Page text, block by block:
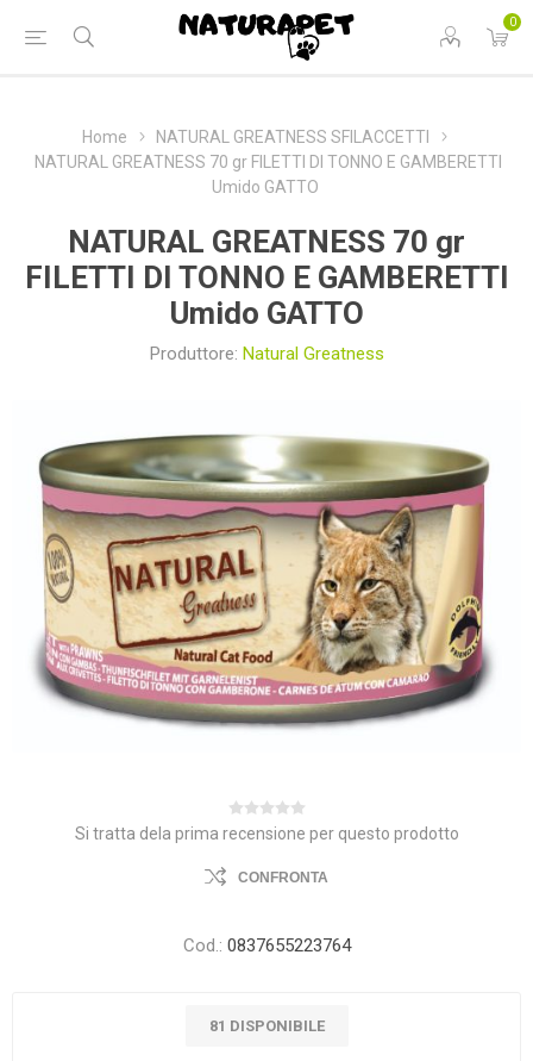
0
Home
NATURAL GREATNESS SFILACCETTI
NATURAL GREATNESS 70 gr FILETTI DI TONNO E GAMBERETTI
Umido GATTO
NATURAL GREATNESS 70 gr
FILETTI DI TONNO E GAMBERETTI
Umido GATTO
Produttore: Natural Greatness
Si tratta dela prima recensione per questo prodotto
CONFRONTA
Cod.: 0837655223764
81 DISPONIBILE